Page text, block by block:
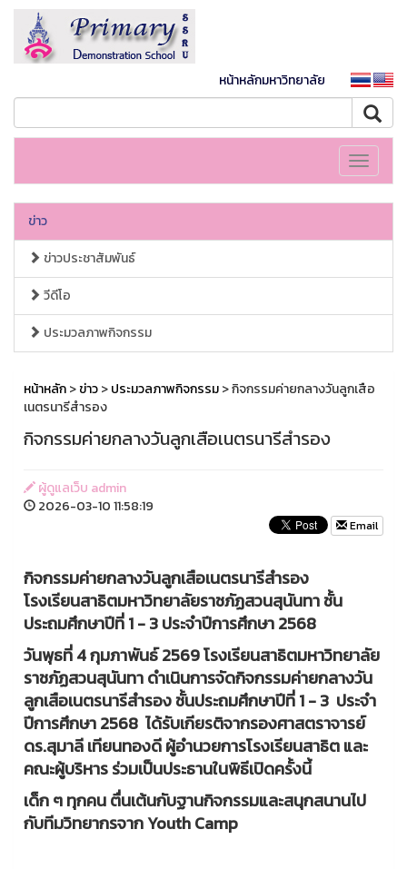
หน้าหลักมหาวิทยาลัย
Toggle
ข่าว
ข่าวประชาสัมพันธ์
วีดีโอ
ประมวลภาพกิจกรรม
หน้าหลัก>ข่าว>ประมวลภาพกิจกรรม> กิจกรรมค่ายกลางวันลูกเสือ
เนตรนารีสำรอง
กิจกรรมค่ายกลางวันลูกเสือเนตรนารีสำรอง
ผู้ดูแลเว็บ admin
2026-03-10 11:58:19
Email
กิจกรรมค่ายกลางวันลูกเสือเนตรนารีสำรอง
โรงเรียนสาธิตมหาวิทยาลัยราชภัฏสวนสุนันทา ชั้น
ประถมศึกษาปีที่ 1 - 3 ประจำปีการศึกษา 2568
วันพุธที่ 4 กุมภาพันธ์ 2569 โรงเรียนสาธิตมหาวิทยาลัย
ราชภัฏสวนสุนันทา ดำเนินการจัดกิจกรรมค่ายกลางวัน
ลูกเสือเนตรนารีสำรอง ชั้นประถมศึกษาปีที่ 1 - 3 ประจำ
ปีการศึกษา 2568 ได้รับเกียรติจากรองศาสตราจารย์
ดร.สุมาลี เทียนทองดี ผู้อำนวยการโรงเรียนสาธิต และ
คณะผู้บริหาร ร่วมเป็นประธานในพิธีเปิดครั้งนี้
เด็ก ๆ ทุกคน ตื่นเต้นกับฐานกิจกรรมและสนุกสนานไป
กับทีมวิทยากรจาก Youth Camp